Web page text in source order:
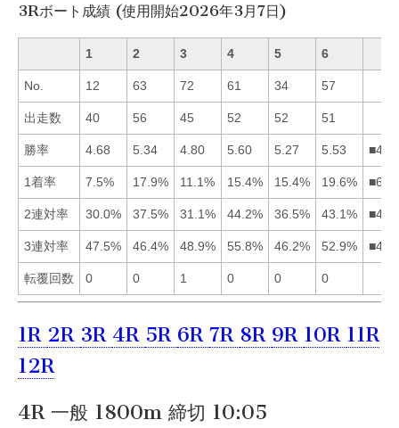
3Rボート成績 (使用開始2026年3月7日)
1 2 3 4 5 6
No. 12 63 72 61 34 57
出走数 40 56 45 52 52 51
勝率 4.68 5.34 4.80 5.60 5.27 5.53
1着率 7.5% 17.9% 11.1% 15.4% 15.4% 19.6%
2連対率 30.0% 37.5% 31.1% 44.2% 36.5% 43.1%
3連対率 47.5% 46.4% 48.9% 55.8% 46.2% 52.9%
転覆回数 0 0 1 0 0 0
1R 2R 3R 4R 5R 6R 7R 8R 9R 10R 11R
12R
4R 一般 1800m 締切 10:05